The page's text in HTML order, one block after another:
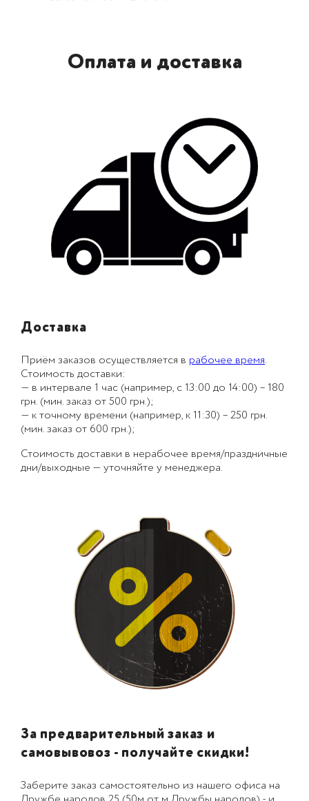
Оплата и доставка
Доставка
Приём заказов осуществляется в рабочее время.
Стоимость доставки:
— в интервале 1 час (например, с 13:00 до 14:00) – 180
грн. (мин. заказ от 500 грн.);
— к точному времени (например, к 11:30) – 250 грн.
(мин. заказ от 600 грн.);
Стоимость доставки в нерабочее время/праздничные
дни/выходные — уточняйте у менеджера.
За предварительный заказ и
самовывовоз - получайте скидки!
Заберите заказ самостоятельно из нашего офиса на